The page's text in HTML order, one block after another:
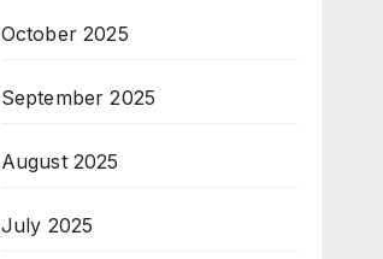
October 2025
September 2025
August 2025
July 2025